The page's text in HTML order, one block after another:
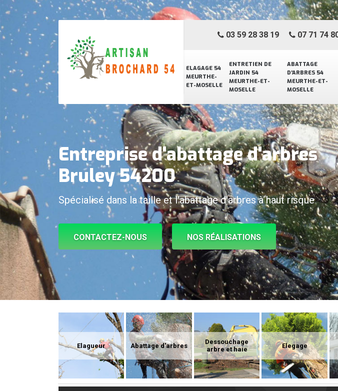
ELAGAGE 54
MEURTHE-
ET-MOSELLE
ENTRETIEN DE
JARDIN 54
MEURTHE-ET-
MOSELLE
ABATTAGE
D'ARBRES 54
MEURTHE-ET-
MOSELLE
03 59 28 38 19 07 71 74
Entreprise d'abattage d'arbres
Bruley 54200
Spécialisé dans la taille et l'abattage d'arbres à haut risque
CONTACTEZ-NOUS NOS RÉALISATIONS
Elagueur Abattage d'arbres
Dessouchage
arbre et haie
Elegage